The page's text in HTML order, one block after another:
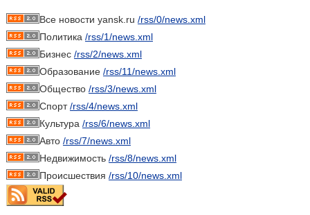
Все новости yansk.ru /rss/0/news.xml
Политика /rss/1/news.xml
Бизнес /rss/2/news.xml
Образование /rss/11/news.xml
Общество /rss/3/news.xml
Спорт/rss/4/news.xml
Культура /rss/6/news.xml
Авто /rss/7/news.xml
Недвижимость /rss/8/news.xml
Происшествия /rss/10/news.xml